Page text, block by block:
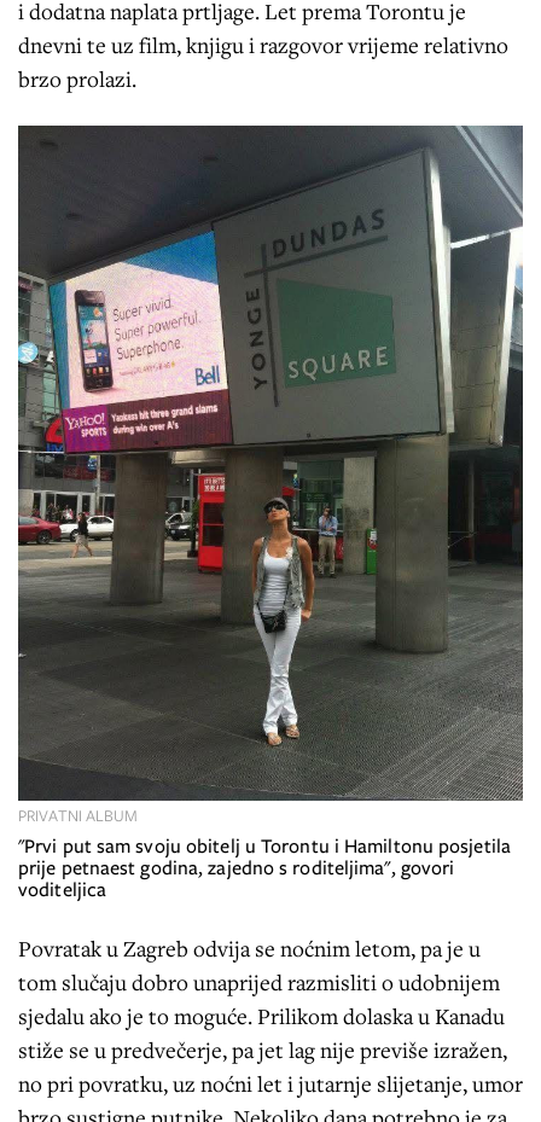
i dodatna naplata prtljage. Let prema Torontu je
dnevni te uz film, knjigu i razgovor vrijeme relativno
brzo prolazi.
"Prvi put sam svoju obitelj u Torontu i Hamiltonu posjetila
prije petnaest godina, zajedno s roditeljima", govori
voditeljica
PRIVATNI ALBUM
Povratak u Zagreb odvija se noćnim letom, pa je u
tom slučaju dobro unaprijed razmisliti o udobnijem
sjedalu ako je to moguće. Prilikom dolaska u Kanadu
stiže se u predvečerje, pa jet lag nije previše izražen,
no pri povratku, uz noćni let i jutarnje slijetanje, umor